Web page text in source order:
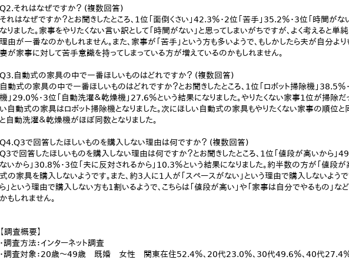
Q2.それはなぜですか？ (複数回答)
それはなぜですか？とお聞きしたところ、1位「面倒くさい」42.3％・2位「苦手」35.2％・3位「時間が
なりました。家事をやりたくない言い訳として「時間がない」と思ってしまいがちですが、よく考えると単純
理由が一番なのかもしれません。また、家事が「苦手」という方も多いようで、もしかしたら夫が自分よ
妻が家事に対して苦手意識を持ってしまっている方が増えているのかもしれません。
Q3.自動式の家具の中で一番ほしいものはどれですか？ (複数回答)
自動式の家具の中で一番ほしいものはどれですか？とお聞きしたところ、1位「ロボット掃除機」38.5％
機」29.0％・3位「自動洗濯＆乾燥機」27.6％という結果になりました。やりたくない家事1位が掃除だ
い自動式の家具はロボット掃除機となりました。次にほしい自動式の家具もやりたくない家事の順位
と自動洗濯＆乾燥機がほぼ同数となりました。
Q4.Q3で回答したほしいものを購入しない理由は何ですか？ (複数回答)
Q3で回答したほしいものを購入しない理由は何ですか？とお聞きしたところ、1位「値段が高いから」
ないから」30.8％・3位「夫に反対されるから」10.3％という結果になりました。約半数の方が「値段が
式の家具を購入しないようです。また、約3人に1人が「スペースがない」という理由で購入しないよう
ら」という理由で購入しない方も1割いるようで、こちらは「値段が高い」や「家事は自分でやるもの」
かもしれません。
【調査概要】
・調査方法：インターネット調査
・調査対象：20歳～49歳 既婚 女性 関東在住52.4％、20代23.0％、30代49.6％、40代27.4